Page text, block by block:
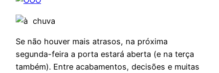
Se não houver mais atrasos, na próxima
segunda-feira a porta estará aberta (e na terça
também). Entre acabamentos, decisões e muitas